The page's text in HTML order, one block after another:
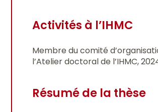
Activités à l’IHMC
Membre du comité
l’Atelier doctoral de l’IHMC,
Résumé de la thèse